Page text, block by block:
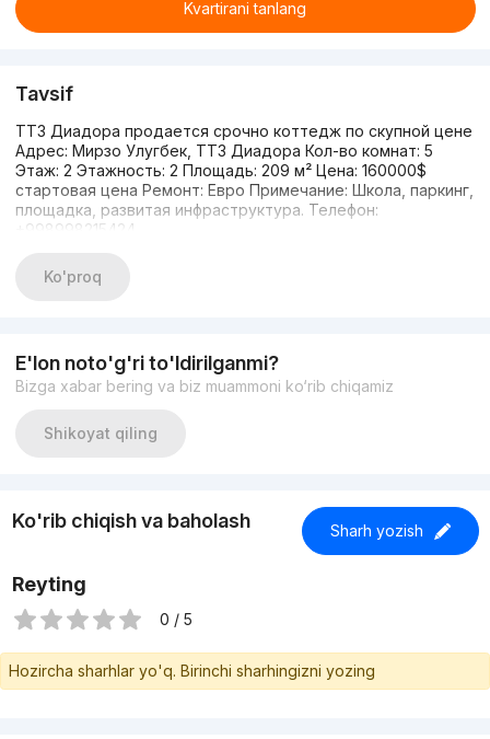
Kvartirani tanlang
Tavsif
ТТЗ Диадора продается срочно коттедж по скупной цене
Адрес: Мирзо Улугбек, ТТЗ Диадора Кол-во комнат: 5
Этаж: 2 Этажность: 2 Площадь: 209 м² Цена: 160000$
стартовая цена Ремонт: Евро Примечание: Школа, паркинг,
площадка, развитая инфраструктура. Телефон:
+998998215424
Ko'proq
E'lon noto'g'ri to'ldirilganmi?
Bizga xabar bering va biz muammoni ko‘rib chiqamiz
Shikoyat qiling
Ko'rib chiqish va baholash Sharh yozish
Reyting
0 / 5
Hozircha sharhlar yo'q. Birinchi sharhingizni yozing